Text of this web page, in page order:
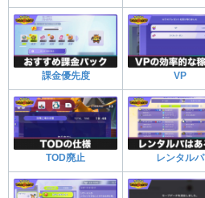
課金優先度 VP
TOD廃止 レンタルパ